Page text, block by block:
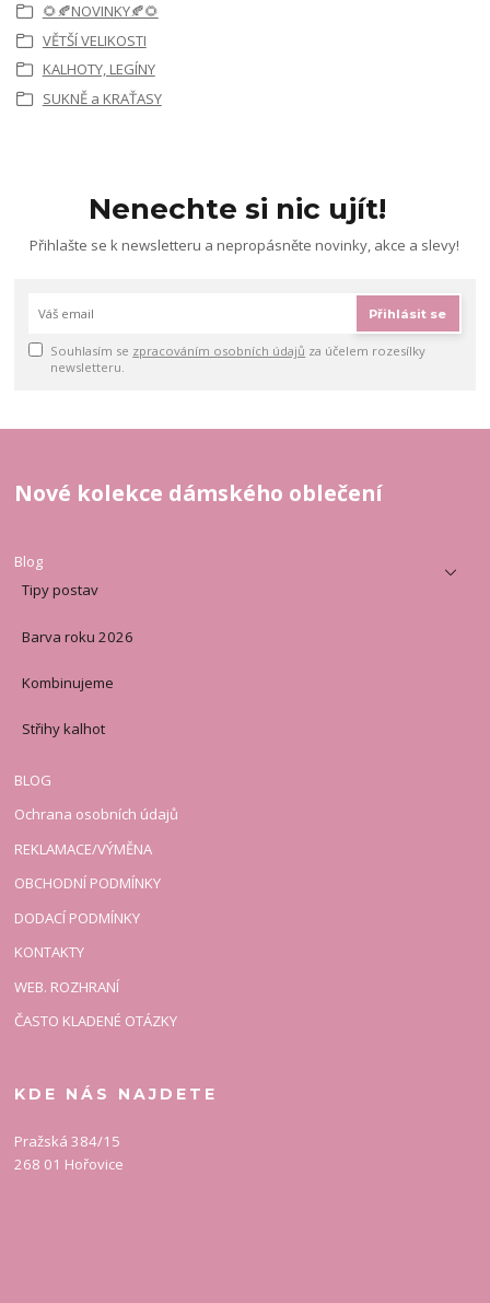
🌻🍂NOVINKY🍂🌻
VĚTŠÍ VELIKOSTI
KALHOTY, LEGÍNY
SUKNĚ a KRAŤASY
Nenechte si nic ujít!
Přihlašte se k newsletteru a nepropásněte novinky, akce a slevy!
Přihlásit se
Souhlasím se zpracováním osobních údajů za účelem rozesílky
newsletteru.
Nové kolekce dámského oblečení
Blog
Tipy postav
Barva roku 2026
Kombinujeme
Střihy kalhot
BLOG
Ochrana osobních údajů
REKLAMACE/VÝMĚNA
OBCHODNÍ PODMÍNKY
DODACÍ PODMÍNKY
KONTAKTY
WEB. ROZHRANÍ
ČASTO KLADENÉ OTÁZKY
KDE NÁS NAJDETE
Pražská 384/15
268 01 Hořovice